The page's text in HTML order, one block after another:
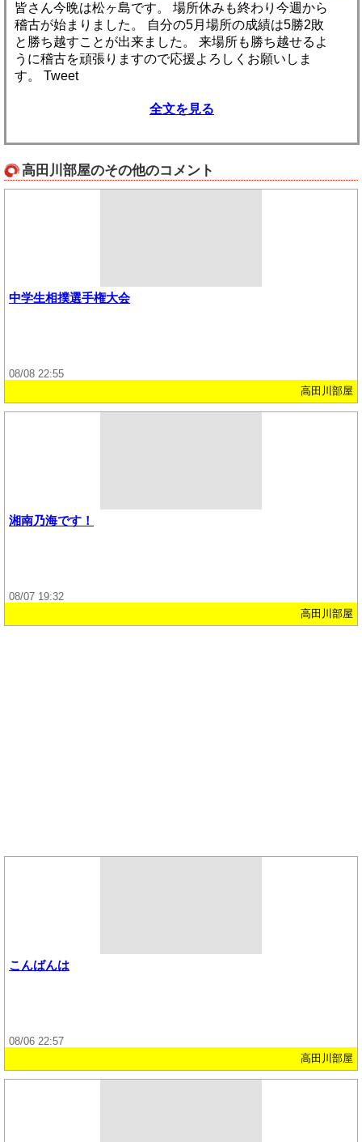
皆さん今晩は松ヶ島です。 場所休みも終わり今週から
稽古が始まりました。 自分の5月場所の成績は5勝2敗
と勝ち越すことが出来ました。 来場所も勝ち越せるよ
うに稽古を頑張りますので応援よろしくお願いしま
す。 Tweet
全文を見る
高田川部屋のその他のコメント
中学生相撲選手権大会
08/08 22:55
高田川部屋
湘南乃海です！
08/07 19:32
高田川部屋
こんばんは
08/06 22:57
高田川部屋